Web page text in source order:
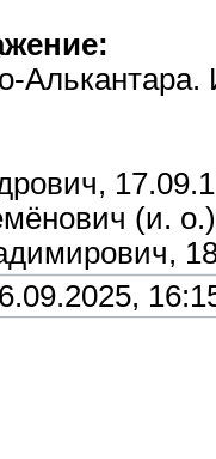
Алькантара.
(и.